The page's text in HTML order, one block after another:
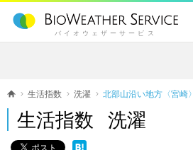
バイオウェザーサービス
生活指数 洗濯 北部山沿い地方〈宮崎〉
生活指数 洗濯